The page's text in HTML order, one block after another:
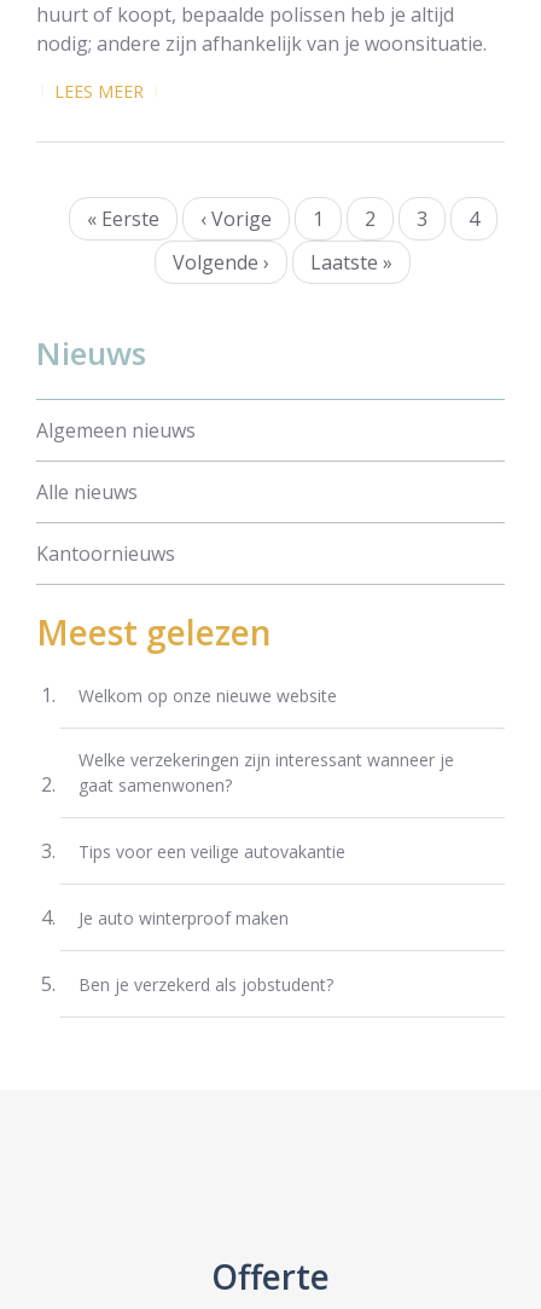
huurt of koopt, bepaalde polissen heb je altijd
nodig; andere zijn afhankelijk van je woonsituatie.
LEES MEER
Paginatie
Eerste
pagina
« Eerste
Vorige
pagina
‹ Vorige Page
1 Page
2
Huidige
pagina
3 Page
4
Volgende
pagina
Volgende ›
Laatste
pagina
Laatste »
Nieuws
Algemeen nieuws
Alle nieuws
Kantoornieuws
Meest gelezen
Welkom op onze nieuwe website
Welke verzekeringen zijn interessant wanneer je
gaat samenwonen?
Tips voor een veilige autovakantie
Je auto winterproof maken
Ben je verzekerd als jobstudent?
Offerte